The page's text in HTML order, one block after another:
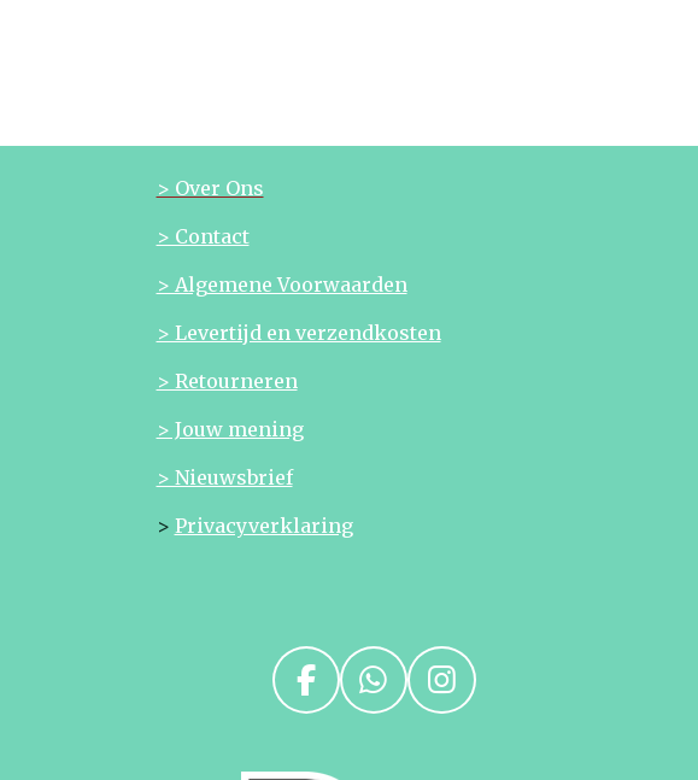
> Over Ons
> Contact
> Algemene Voorwaarden
> Levertijd en verzendkosten
> Retourneren
> Jouw mening
> Nieuwsbrief
> Privacyverklaring
F
W
I